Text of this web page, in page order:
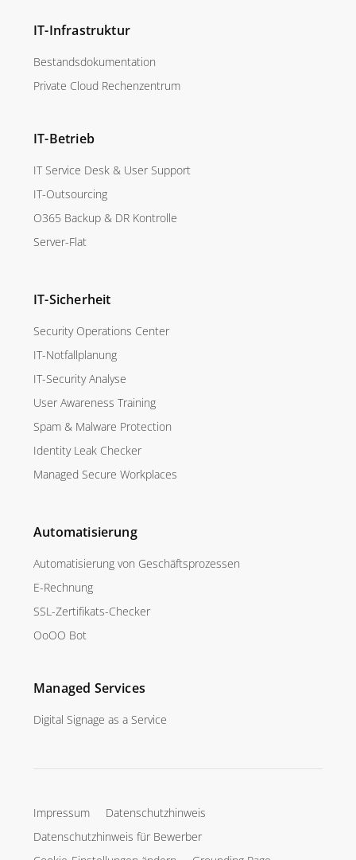
IT-Infrastruktur
Bestandsdokumentation
Private Cloud Rechenzentrum
IT-Betrieb
IT Service Desk & User Support
IT-Outsourcing
O365 Backup & DR Kontrolle
Server-Flat
IT-Sicherheit
Security Operations Center
IT-Notfallplanung
IT-Security Analyse
User Awareness Training
Spam & Malware Protection
Identity Leak Checker
Managed Secure Workplaces
Automatisierung
Automatisierung von Geschäftsprozessen
E-Rechnung
SSL-Zertifikats-Checker
OoOO Bot
Managed Services
Digital Signage as a Service
Impressum
Datenschutzhinweis
Datenschutzhinweis für Bewerber